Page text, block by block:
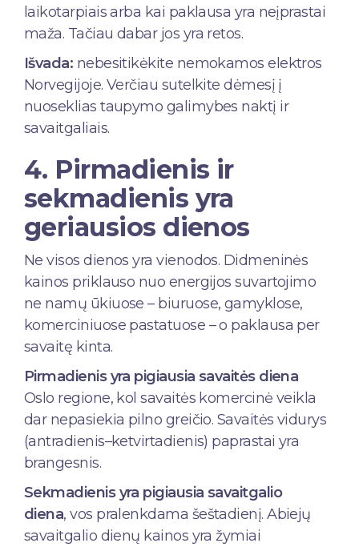
laikotarpiais arba kai paklausa yra neįprastai
maža. Tačiau dabar jos yra retos.
Išvada: nebesitikėkite nemokamos elektros
Norvegijoje. Verčiau sutelkite dėmesį į
nuoseklias taupymo galimybes naktį ir
savaitgaliais.
4. Pirmadienis ir
sekmadienis yra
geriausios dienos
Ne visos dienos yra vienodos. Didmeninės
kainos priklauso nuo energijos suvartojimo
ne namų ūkiuose – biuruose, gamyklose,
komerciniuose pastatuose – o paklausa per
savaitę kinta.
Pirmadienis yra pigiausia savaitės diena
Oslo regione, kol savaitės komercinė veikla
dar nepasiekia pilno greičio. Savaitės vidurys
(antradienis–ketvirtadienis) paprastai yra
brangesnis.
Sekmadienis yra pigiausia savaitgalio
diena, vos pralenkdama šeštadienį. Abiejų
savaitgalio dienų kainos yra žymiai